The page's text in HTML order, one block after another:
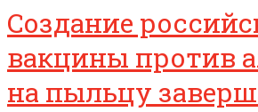
Создание
вакцины против
на пыльцу